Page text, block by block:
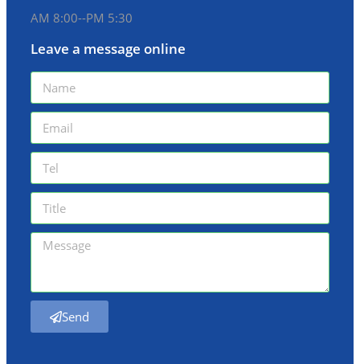
AM 8:00--PM 5:30
Leave a message online
Send